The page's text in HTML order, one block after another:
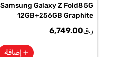
Samsung Galaxy Z Fold8 5G
12GB+256GB Graphite
Smartphone, SM-
F971BZKIMEA
ر.ق6,749.00
add إضافة